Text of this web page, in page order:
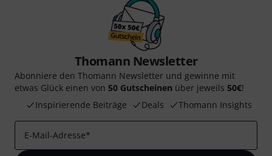
Thomann Newsletter
Abonniere den Thomann Newsletter und gewinne mit
etwas Glück einen von 50 Gutscheinen über jeweils 50€!
Inspirierende Beiträge
Deals Thomann Insights
E-Mail-Adresse*